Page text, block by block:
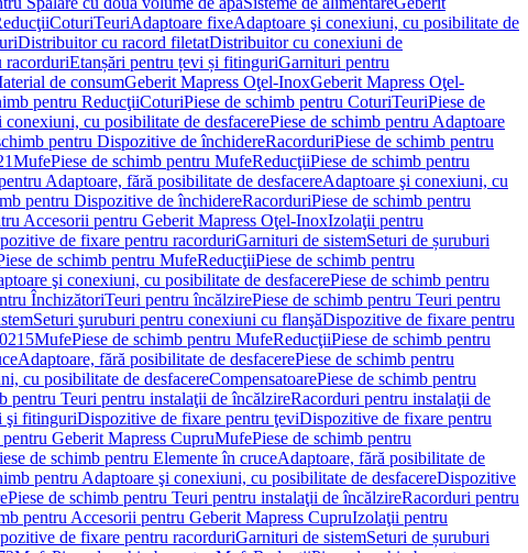
CoturiTeuriAdaptoare fixeAdaptoare şi conexiuni, cu posibilitate de
Distribuitor cu racord filetatDistribuitor cu conexiuni de
racorduriEtanșări pentru țevi și fitinguriGarnituri pentru
de consumGeberit Mapress Oţel-InoxGeberit Mapress Oţel-
pentru ReducţiiCoturiPiese de schimb pentru CoturiTeuriPiese de
conexiuni, cu posibilitate de desfacerePiese de schimb pentru Adaptoare
pentru Dispozitive de închidereRacorduriPiese de schimb pentru
MufePiese de schimb pentru MufeReducţiiPiese de schimb pentru
Adaptoare, fără posibilitate de desfacereAdaptoare şi conexiuni, cu
pentru Dispozitive de închidereRacorduriPiese de schimb pentru
Accesorii pentru Geberit Mapress Oţel-InoxIzolaţii pentru
de fixare pentru racorduriGarnituri de sistemSeturi de șuruburi
de schimb pentru MufeReducţiiPiese de schimb pentru
şi conexiuni, cu posibilitate de desfacerePiese de schimb pentru
ÎnchizătoriTeuri pentru încălzirePiese de schimb pentru Teuri pentru
Seturi şuruburi pentru conexiuni cu flanşăDispozitive de fixare pentru
MufePiese de schimb pentru MufeReducţiiPiese de schimb pentru
Adaptoare, fără posibilitate de desfacerePiese de schimb pentru
cu posibilitate de desfacereCompensatoarePiese de schimb pentru
pentru Teuri pentru instalaţii de încălzireRacorduri pentru instalaţii de
şi fitinguriDispozitive de fixare pentru ţeviDispozitive de fixare pentru
Geberit Mapress CupruMufePiese de schimb pentru
de schimb pentru Elemente în cruceAdaptoare, fără posibilitate de
pentru Adaptoare şi conexiuni, cu posibilitate de desfacereDispozitive
Piese de schimb pentru Teuri pentru instalaţii de încălzireRacorduri pentru
pentru Accesorii pentru Geberit Mapress CupruIzolaţii pentru
de fixare pentru racorduriGarnituri de sistemSeturi de șuruburi